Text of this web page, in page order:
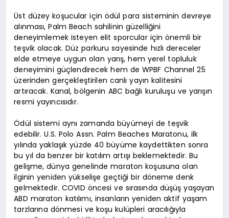
Üst düzey koşucular için ödül para sisteminin devreye
alınması, Palm Beach sahilinin güzelliğini
deneyimlemek isteyen elit sporcular için önemli bir
teşvik olacak. Düz parkuru sayesinde hızlı dereceler
elde etmeye uygun olan yarış, hem yerel topluluk
deneyimini güçlendirecek hem de WPBF Channel 25
üzerinden gerçekleştirilen canlı yayın kalitesini
artıracak. Kanal, bölgenin ABC bağlı kuruluşu ve yarışın
resmi yayıncısıdır.
Ödül sistemi aynı zamanda büyümeyi de teşvik
edebilir. U.S. Polo Assn. Palm Beaches Maratonu, ilk
yılında yaklaşık yüzde 40 büyüme kaydettikten sonra
bu yıl da benzer bir katılım artışı beklemektedir. Bu
gelişme, dünya genelinde maraton koşusuna olan
ilginin yeniden yükselişe geçtiği bir döneme denk
gelmektedir. COVID öncesi ve sırasında düşüş yaşayan
ABD maraton katılımı, insanların yeniden aktif yaşam
tarzlarına dönmesi ve koşu kulüpleri aracılığıyla